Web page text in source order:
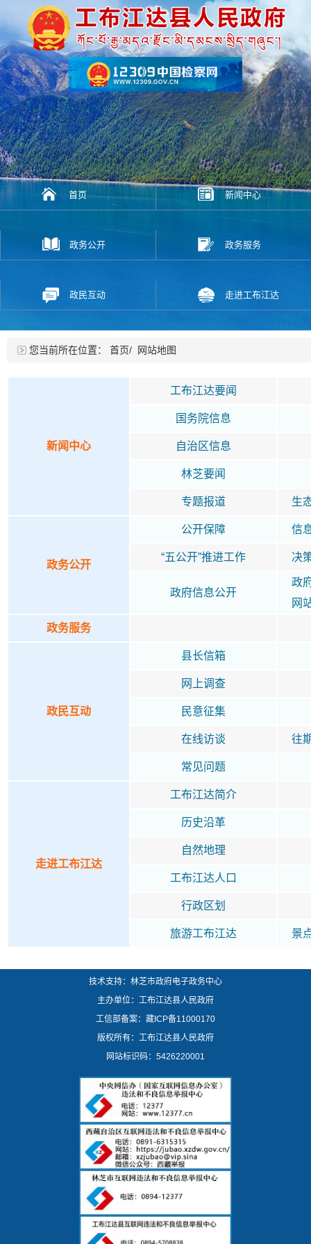
首页 新闻中心
政务公开 政务服务
政民互动 走进工布江达
您当前所在位置： 首页/ 网站地图
新闻中心
工布江达要闻
国务院信息
自治区信息
林芝要闻
专题报道 生
政务公开
公开保障 信
“五公开”推进工作 决
政府信息公开
政
网
政务服务
政民互动
县长信箱
网上调查
民意征集
在线访谈 往
常见问题
走进工布江达
工布江达简介
历史沿革
自然地理
工布江达人口
行政区划
旅游工布江达 景
技术支持：林芝市政府电子政务中心
主办单位：工布江达县人民政府
工信部备案： 藏ICP备11000170
版权所有：工布江达县人民政府
网站标识码：5426220001